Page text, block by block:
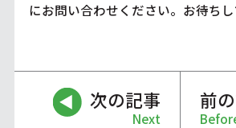
にお問い合わせください。お待ちし
次の記事
Next
前